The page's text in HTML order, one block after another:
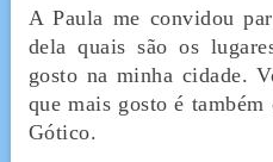
A Paula me convidou
dela quais são os
gosto na minha cidade.
que mais gosto é
Gótico.